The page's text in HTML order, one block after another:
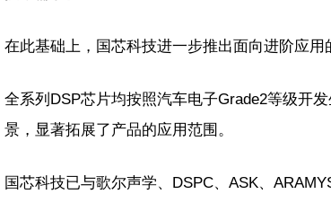
在此基础上，国芯科技进一步推出面向进阶应用
全系列DSP芯片均按照汽车电子Grade2等级开
景，显著拓展了产品的应用范围。
国芯科技已与歌尔声学、DSPC、ASK、